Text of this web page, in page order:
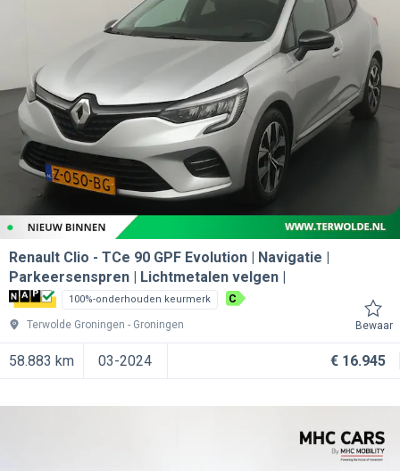
Renault Clio
TCe 90 GPF Evolution | Navigatie |
Parkeersenspren | Lichtmetalen velgen |
100%-onderhouden keurmerk C
Terwolde Groningen Groningen Bewaar
58.883 km 03-2024 € 16.945